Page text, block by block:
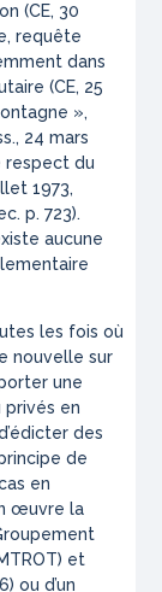
(CE, 30
requête
dans
(CE, 25
»,
24 mars
respect du
1973,
p. 723).
aucune
les fois où
nouvelle sur
une
en
des
de
en
œuvre la
et
ou d’un